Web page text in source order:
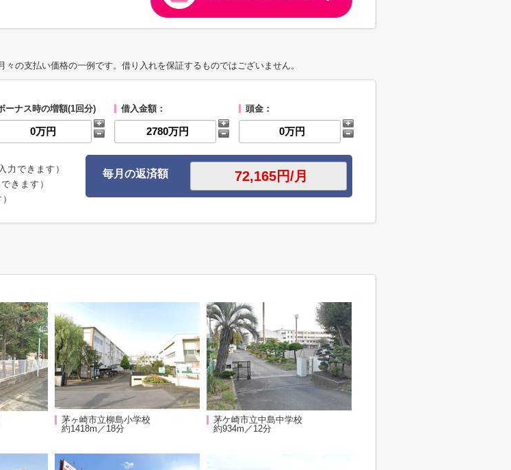
々の支払い価格の一例です。借り入れを保証するものではございません。
ーナス時の増額(1回分) 借入金額： 頭金：
力できます）
きます）
毎月の返済額
茅ヶ崎市立柳島小学校
約1418m／18分
茅ケ崎市立中島中学校
約934m／12分